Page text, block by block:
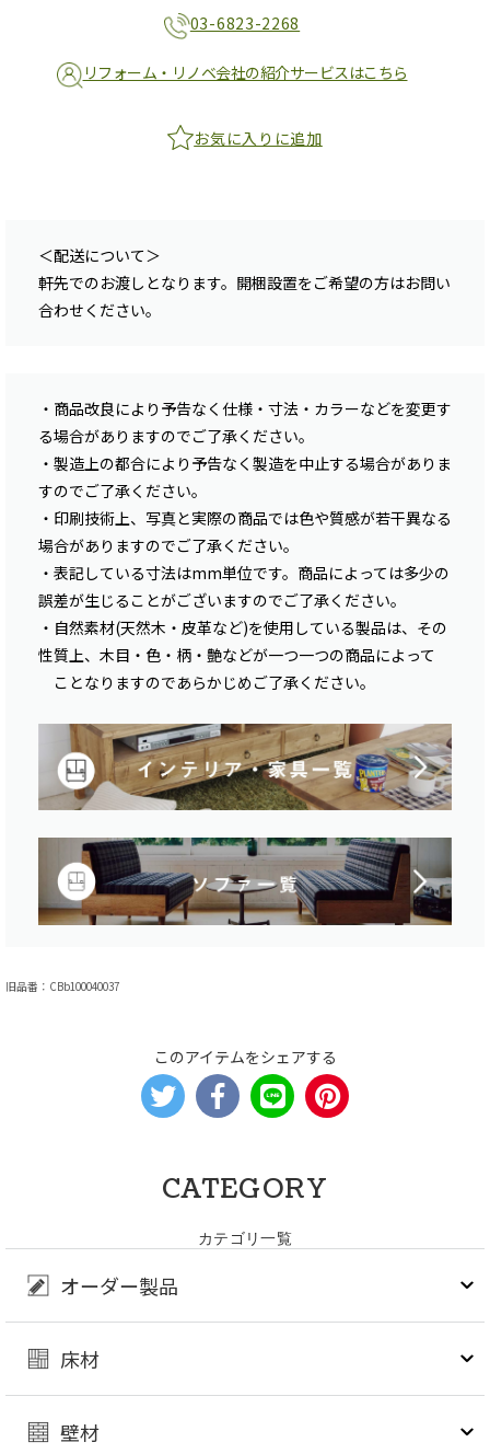
03-6823-2268
リフォーム・リノベ会社の紹介サービスはこちら
お気に入りに追加
＜配送について＞
軒先でのお渡しとなります。開梱設置をご希望の方はお問い
合わせください。
・商品改良により予告なく仕様・寸法・カラーなどを変更す
る場合がありますのでご了承ください。
・製造上の都合により予告なく製造を中止する場合がありま
すのでご了承ください。
・印刷技術上、写真と実際の商品では色や質感が若干異なる
場合がありますのでご了承ください。
・表記している寸法はmm単位です。商品によっては多少の
誤差が生じることがございますのでご了承ください。
・自然素材(天然木・皮革など)を使用している製品は、その
性質上、木目・色・柄・艶などが一つ一つの商品によって
ことなりますのであらかじめご了承ください。
旧品番：CBb100040037
このアイテムをシェアする
CATEGORY
カテゴリ一覧
オーダー製品
床材
壁材